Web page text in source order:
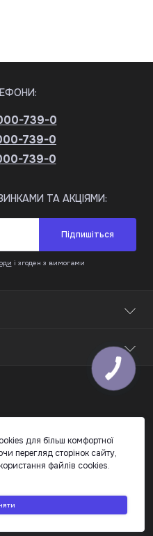
739-0
739-0
739-0
ТА АКЦІЯМИ:
Підпишіться
і згоден з вимогами
для більш комфортної
перегляд сторінок сайту,
файлів cookies.